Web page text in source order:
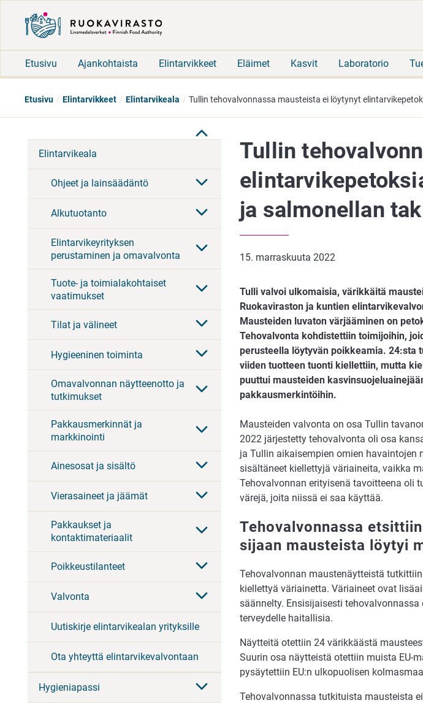
Etusivu Ajankohtaista Elintarvikkeet Eläimet Kasvit Laboratorio
Etusivu Elintarvikkeet Elintarvikeala Tullin tehovalvonnassa mausteista ei löytynyt
Elintarvikeala
Ohjeet ja lainsäädäntö
Alkutuotanto
Elintarvikeyrityksen
perustaminen ja omavalvonta
Tuote- ja toimialakohtaiset
vaatimukset
Tilat ja välineet
Hygieeninen toiminta
Omavalvonnan näytteenotto ja
tutkimukset
Pakkausmerkinnät ja
markkinointi
Ainesosat ja sisältö
Vierasaineet ja jäämät
Pakkaukset ja
kontaktimateriaalit
Poikkeustilanteet
Valvonta
Uutiskirje elintarvikealan yrityksille
Ota yhteyttä elintarvikevalvontaan
Hygieniapassi
Tullin
ja salmonellan
15. marraskuuta 2022
Tulli valvoi ulkomaisia, värikkäitä
Ruokaviraston ja kuntien
Mausteiden luvaton värjääminen on
Tehovalvonta kohdistettiin toimijoihin,
perusteella löytyvän poikkeamia. 24:sta
viiden tuotteen tuonti kiellettiin, mutta
puuttui mausteiden
pakkausmerkintöihin.
Mausteiden valvonta on osa Tullin
2022 järjestetty tehovalvonta oli osa
ja Tullin aikaisempien omien
sisältäneet kiellettyjä väriaineita, vaikka
Tehovalvonnan erityisenä tavoitteena oli
värejä, joita niissä ei saa käyttää.
Tehovalvonnassa
sijaan mausteista löytyi
Tehovalvonnan maustenäytteistä
kiellettyä väriainetta. Väriaineet ovat
säännelty. Ensisijaisesti
terveydelle haitallisia.
Näytteitä otettiin 24 värikkäästä
Suurin osa näytteistä otettiin muista EU-
pysäytettiin EU:n ulkopuolisen
Tehovalvonnassa tutkituista mausteista